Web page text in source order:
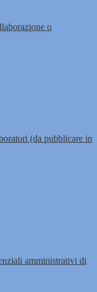
o
(da pubblicare in
amministrativi di